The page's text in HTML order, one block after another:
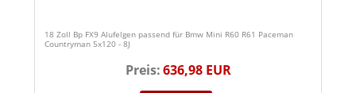
18 Zoll Bp FX9 Alufelgen passend für Bmw Mini R60 R61 Paceman
Countryman 5x120 - 8J
Preis:636,98 EUR